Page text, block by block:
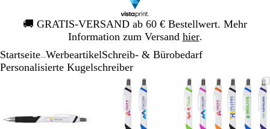
🚚 GRATIS-VERSAND ab 60 € Bestellwert. Mehr
Information zum Versand hier.
Galeriebild
1
Startseite WerbeartikelSchreib- & Bürobedarf
Personalisierte Kugelschreiber
Vergrößer-/verkleinerbares
Tasten
Vergrößer-/verkleinerbares
Bild
Zoom
auf
Minimum
Klicken
zum
Vergrößern
Verwenden
Sie
die
Tasten
Bild
Zoom
auf
Minimum
Klicken
zum
Sie
die
Tasten
3